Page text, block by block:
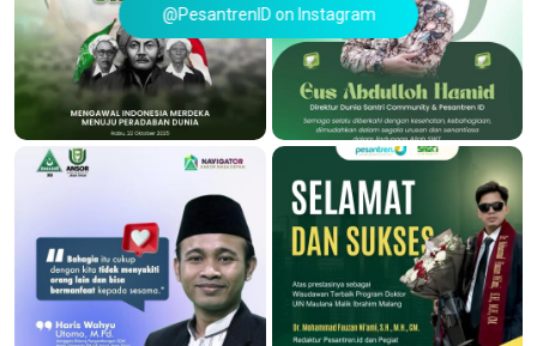
@PesantrenID on Instagram